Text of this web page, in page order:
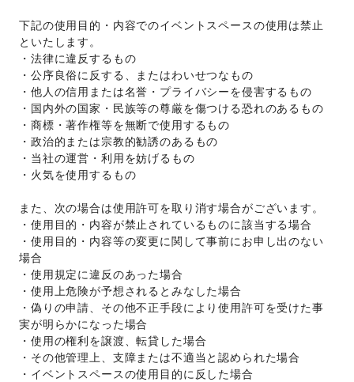
下記の使用目的・内容でのイベントスペースの使用は禁止
といたします。
・法律に違反するもの
・公序良俗に反する、またはわいせつなもの
・他人の信用または名誉・プライバシーを侵害するもの
・国内外の国家・民族等の尊厳を傷つける恐れのあるもの
・商標・著作権等を無断で使用するもの
・政治的または宗教的勧誘のあるもの
・当社の運営・利用を妨げるもの
・火気を使用するもの
また、次の場合は使用許可を取り消す場合がございます。
・使用目的・内容が禁止されているものに該当する場合
・使用目的・内容等の変更に関して事前にお申し出のない
場合
・使用規定に違反のあった場合
・使用上危険が予想されるとみなした場合
・偽りの申請、その他不正手段により使用許可を受けた事
実が明らかになった場合
・使用の権利を譲渡、転貸した場合
・その他管理上、支障または不適当と認められた場合
・イベントスペースの使用目的に反した場合